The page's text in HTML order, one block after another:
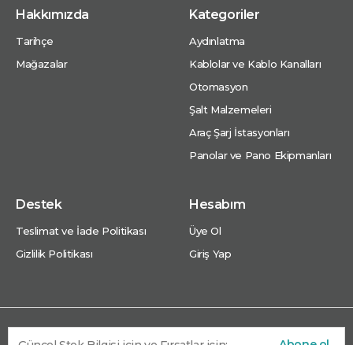
Hakkımızda
Tarihçe
Mağazalar
Kategoriler
Aydınlatma
Kablolar ve Kablo Kanalları
Otomasyon
Şalt Malzemeleri
Araç Şarj İstasyonları
Panolar ve Pano Ekipmanları
Destek
Teslimat ve İade Politikası
Gizlilik Politikası
Hesabım
Üye Ol
Giriş Yap